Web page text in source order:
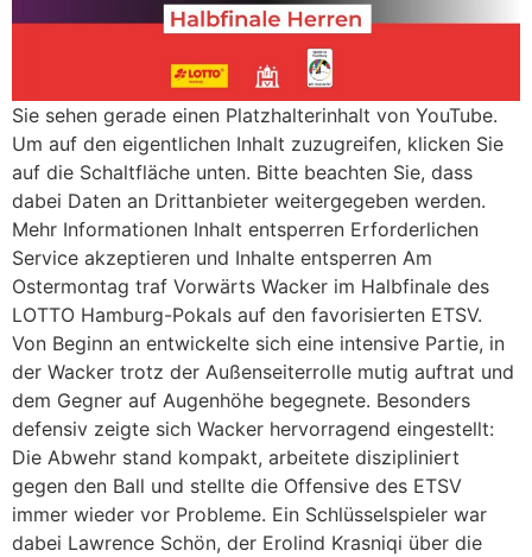
Sie sehen gerade einen Platzhalterinhalt von YouTube.
Um auf den eigentlichen Inhalt zuzugreifen, klicken Sie
auf die Schaltfläche unten. Bitte beachten Sie, dass
dabei Daten an Drittanbieter weitergegeben werden.
Mehr Informationen Inhalt entsperren Erforderlichen
Service akzeptieren und Inhalte entsperren Am
Ostermontag traf Vorwärts Wacker im Halbfinale des
LOTTO Hamburg-Pokals auf den favorisierten ETSV.
Von Beginn an entwickelte sich eine intensive Partie, in
der Wacker trotz der Außenseiterrolle mutig auftrat und
dem Gegner auf Augenhöhe begegnete. Besonders
defensiv zeigte sich Wacker hervorragend eingestellt:
Die Abwehr stand kompakt, arbeitete diszipliniert
gegen den Ball und stellte die Offensive des ETSV
immer wieder vor Probleme. Ein Schlüsselspieler war
dabei Lawrence Schön, der Erolind Krasniqi über die